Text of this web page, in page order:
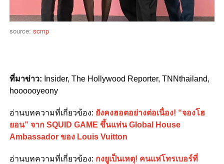
source: scmp
ที่มาข่าว: Insider, The Hollywood Reporter, TNNthailand,
hoooooyeony
อ่านบทความที่เกี่ยวข้อง: ยังคงฮอตอย่างต่อเนื่อง! “จองโฮ
ยอน” จาก SQUID GAME ขึ้นแท่น Global House
Ambassador ของ Louis Vuitton
อ่านบทความที่เกี่ยวข้อง: กงยูเป็นเหตุ! คนแห่โทรเบอร์ที่